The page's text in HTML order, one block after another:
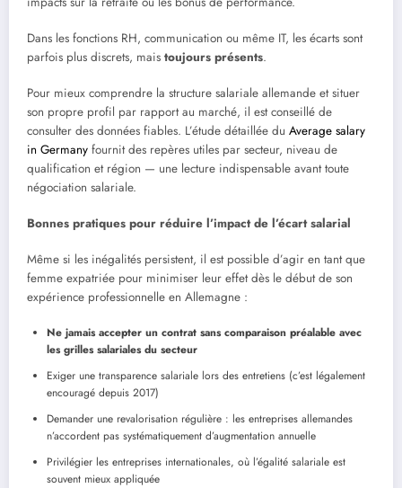
Dans les fonctions RH, communication ou même IT, les écarts sont
parfois plus discrets, mais toujours présents.
Pour mieux comprendre la structure salariale allemande et situer
son propre profil par rapport au marché, il est conseillé de
consulter des données fiables. L’étude détaillée du Average salary
in Germany fournit des repères utiles par secteur, niveau de
qualification et région — une lecture indispensable avant toute
négociation salariale.
Bonnes pratiques pour réduire l’impact de l’écart salarial
Même si les inégalités persistent, il est possible d’agir en tant que
femme expatriée pour minimiser leur effet dès le début de son
expérience professionnelle en Allemagne :
Ne jamais accepter un contrat sans comparaison préalable avec
les grilles salariales du secteur
Exiger une transparence salariale lors des entretiens (c’est légalement
encouragé depuis 2017)
Demander une revalorisation régulière : les entreprises allemandes
n’accordent pas systématiquement d’augmentation annuelle
Privilégier les entreprises internationales, où l’égalité salariale est
souvent mieux appliquée